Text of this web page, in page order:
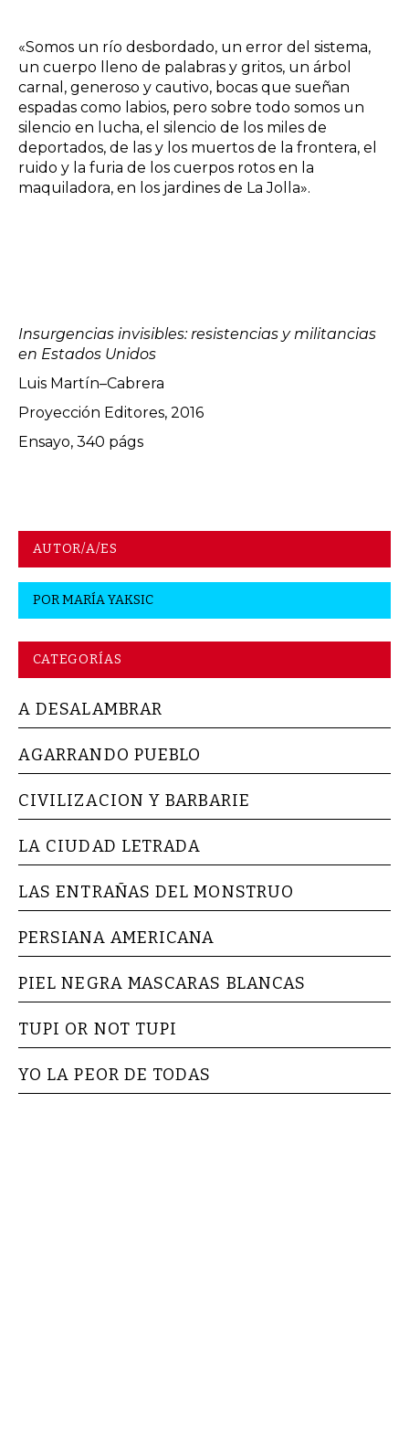
«Somos un río desbordado, un error del sistema,
un cuerpo lleno de palabras y gritos, un árbol
carnal, generoso y cautivo, bocas que sueñan
espadas como labios, pero sobre todo somos un
silencio en lucha, el silencio de los miles de
deportados, de las y los muertos de la frontera, el
ruido y la furia de los cuerpos rotos en la
maquiladora, en los jardines de La Jolla».
Insurgencias invisibles: resistencias y militancias
en Estados Unidos
Luis Martín–Cabrera
Proyección Editores, 2016
Ensayo, 340 págs
AUTOR/A/ES
PORMARÍA YAKSIC
CATEGORÍAS
A DESALAMBRAR
AGARRANDO PUEBLO
CIVILIZACION Y BARBARIE
LA CIUDAD LETRADA
LAS ENTRAÑAS DEL MONSTRUO
PERSIANA AMERICANA
PIEL NEGRA MASCARAS BLANCAS
TUPI OR NOT TUPI
YO LA PEOR DE TODAS